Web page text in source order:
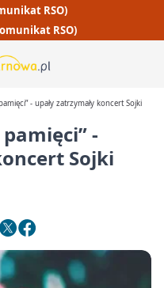
RSO)
RSO)
- upały zatrzymały koncert Sojki
pamięci” -
Sojki